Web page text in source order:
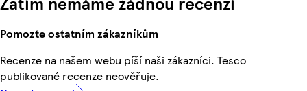
Pomozte ostatním zákazníkům
Recenze na našem webu píší naši zákazníci. Tesco
publikované recenze neověřuje.